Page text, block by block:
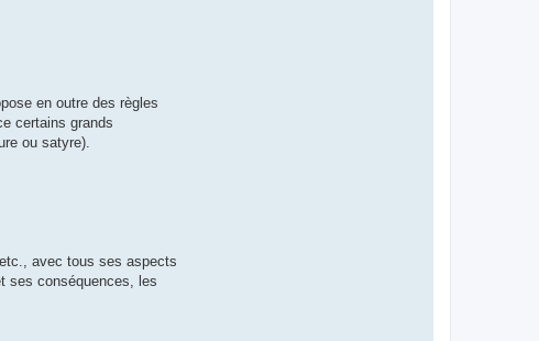
en outre des règles
certains grands
ou satyre).
avec tous ses aspects
ses conséquences, les